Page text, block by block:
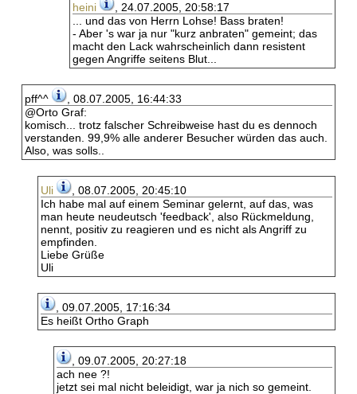
heini
, 24.07.2005, 20:58:17
... und das von Herrn Lohse! Bass braten!
- Aber 's war ja nur "kurz anbraten" gemeint; das
macht den Lack wahrscheinlich dann resistent
gegen Angriffe seitens Blut...
pff^^
, 08.07.2005, 16:44:33
@Orto Graf:
komisch... trotz falscher Schreibweise hast du es dennoch
verstanden. 99,9% alle anderer Besucher würden das auch.
Also, was solls..
Uli
, 08.07.2005, 20:45:10
Ich habe mal auf einem Seminar gelernt, auf das, was
man heute neudeutsch 'feedback', also Rückmeldung,
nennt, positiv zu reagieren und es nicht als Angriff zu
empfinden.
Liebe Grüße
Uli
, 09.07.2005, 17:16:34
Es heißt Ortho Graph
, 09.07.2005, 20:27:18
ach nee ?!
jetzt sei mal nicht beleidigt, war ja nich so gemeint.